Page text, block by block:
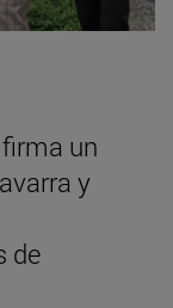
un
y
de